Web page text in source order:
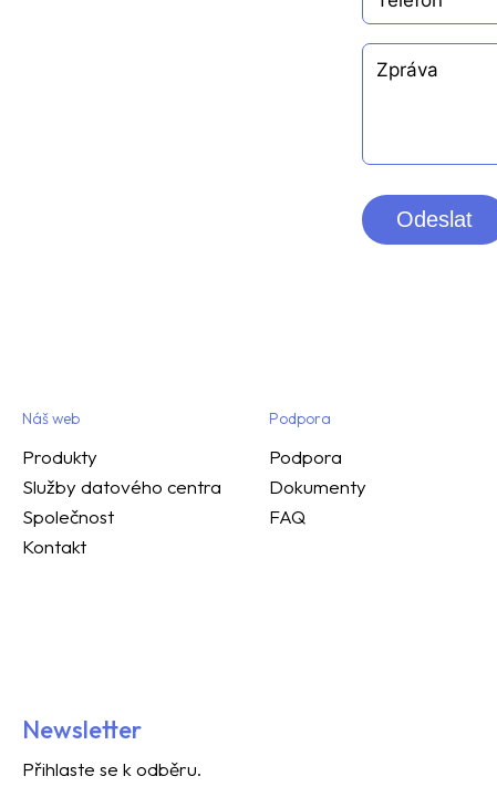
Odeslat
Náš web
Produkty
Služby datového centra
Společnost
Kontakt
Podpora
Podpora
Dokumenty
FAQ
Newsletter
Přihlaste se k odběru.